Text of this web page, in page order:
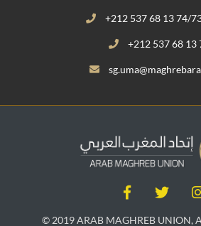
+212 537 68 13 74/
+212 537 68 13
© 2019 ARAB MAGHREB UNION,